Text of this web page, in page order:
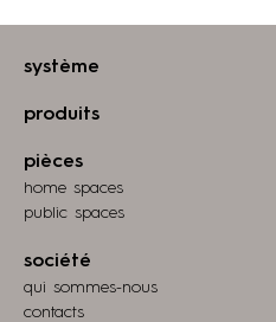
système
produits
pièces
home spaces
public spaces
société
qui sommes-nous
contacts